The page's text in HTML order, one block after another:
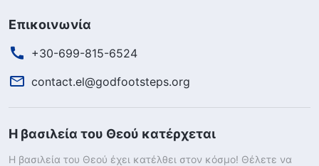
Επικοινωνία
+30-699-815-6524
contact.el@godfootsteps.org
Η βασιλεία του Θεού κατέρχεται
Η βασιλεία του Θεού έχει κατέλθει στον κόσμο! Θέλετε να